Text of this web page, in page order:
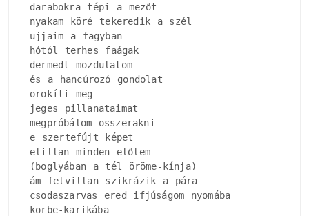
darabokra tépi a mezőt
nyakam köré tekeredik a szél
ujjaim a fagyban
hótól terhes faágak
dermedt mozdulatom
és a hancúrozó gondolat
örökíti meg
jeges pillanataimat
megpróbálom összerakni
e szertefújt képet
elillan minden előlem
(boglyában a tél öröme-kínja)
ám felvillan szikrázik a pára
csodaszarvas ered ifjúságom nyomába
körbe-karikába